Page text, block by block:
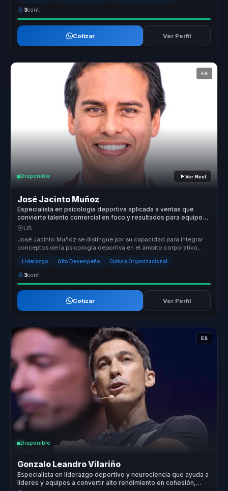
3conf.
Cotizar Ver Perfil
ES
Disponible Ver Reel
José Jacinto Muñoz
Especialista en psicologia deportiva aplicada a ventas que
convierte talento comercial en foco y resultados para equipos
de venta.
US
José Jacinto Muñoz se distingue por su capacidad para integrar
conceptos de la psicología deportiva en el ámbito corporativo,
ofreciendo ...
Liderazgo Alto Desempeño Cultura Organizacional
3conf.
Cotizar Ver Perfil
ES
Disponible
Gonzalo Leandro Vilariño
Especialista en liderazgo deportivo y neurociencia que ayuda a
líderes y equipos a convertir alto rendimiento en cohesión,